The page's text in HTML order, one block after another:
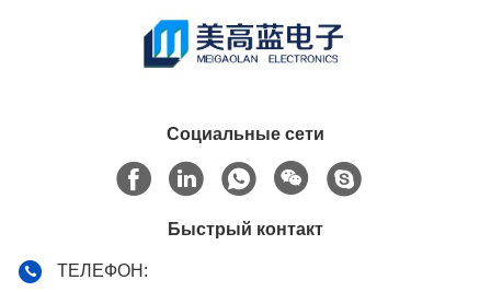
Социальные сети
Быстрый контакт
ТЕЛЕФОН: